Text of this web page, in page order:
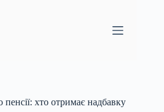
пенсії: хто отримає надбавку